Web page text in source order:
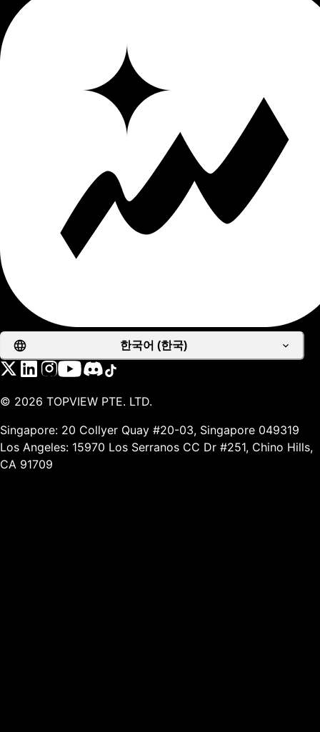
한국어 (한국)
© 2026 TOPVIEW PTE. LTD.
Singapore: 20 Collyer Quay #20-03, Singapore 049319
Los Angeles: 15970 Los Serranos CC Dr #251, Chino Hills,
CA 91709